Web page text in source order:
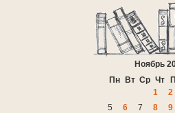
Ноябрь
Пн
Вт Ср Чт
1
2
5
6 7 8 9